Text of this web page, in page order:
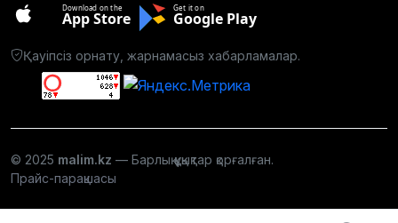
Download on the
App Store
Get it on
Google Play
Қауіпсіз орнату, жарнамасыз хабарламалар.
© 2025 malim.kz — Барлық құқықтар қорғалған.
Прайс-парақшасы